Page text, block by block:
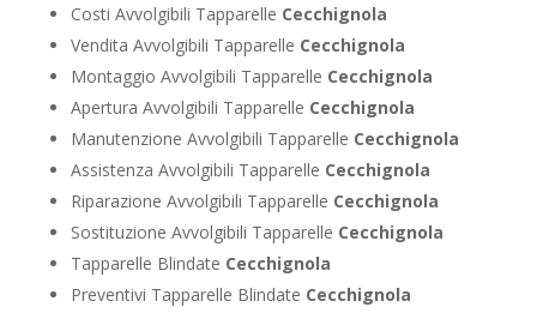
Costi Avvolgibili Tapparelle Cecchignola
Vendita Avvolgibili Tapparelle Cecchignola
Montaggio Avvolgibili Tapparelle Cecchignola
Apertura Avvolgibili Tapparelle Cecchignola
Manutenzione Avvolgibili Tapparelle Cecchignola
Assistenza Avvolgibili Tapparelle Cecchignola
Riparazione Avvolgibili Tapparelle Cecchignola
Sostituzione Avvolgibili Tapparelle Cecchignola
Tapparelle Blindate Cecchignola
Preventivi Tapparelle Blindate Cecchignola